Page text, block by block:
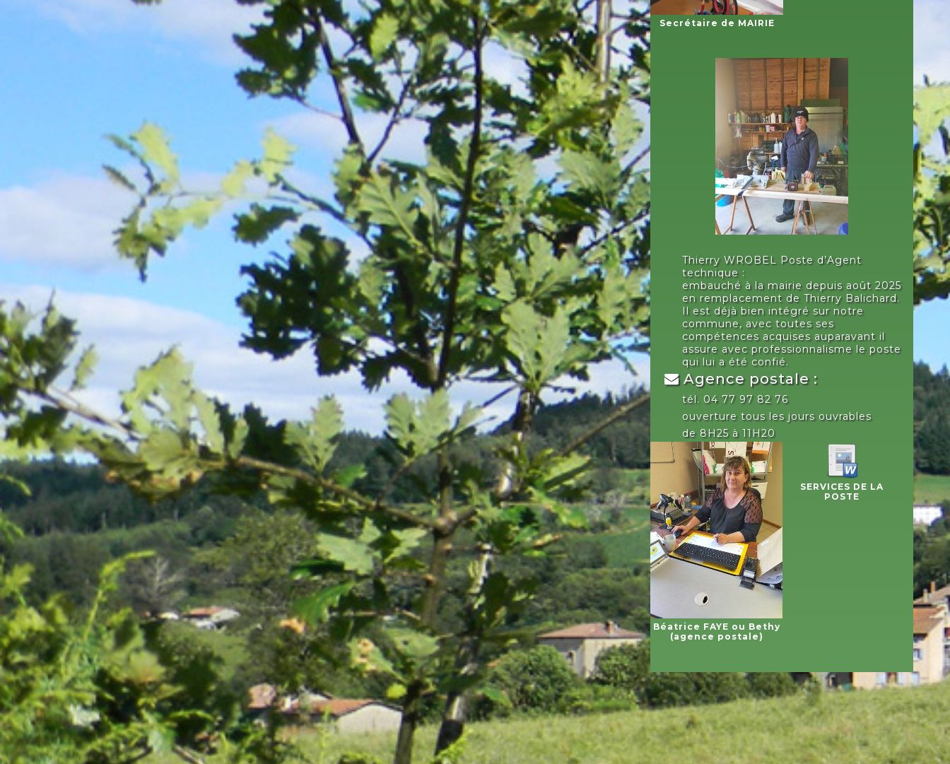
Secrétaire de MAIRIE
Thierry WROBEL Poste d’Agent
technique :
embauché à la mairie depuis août 2025
en remplacement de Thierry Balichard.
Il est déjà bien intégré sur notre
commune, avec toutes ses
compétences acquises auparavant il
assure avec professionnalisme le poste
qui lui a été confié.
Agence postale :
tél. 04 77 97 82 76
ouverture tous les jours ouvrables
de 8H25 à 11H20
Béatrice FAYE ou Bethy
(agence postale)
SERVICES DE LA
POSTE